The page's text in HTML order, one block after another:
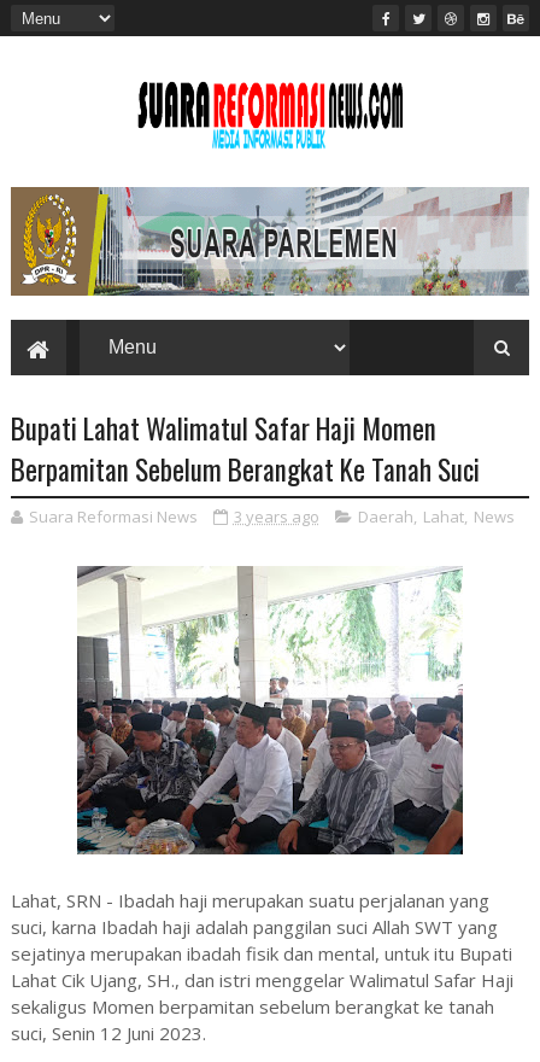
Bupati Lahat Walimatul Safar Haji Momen
Berpamitan Sebelum Berangkat Ke Tanah Suci
Suara Reformasi News 3 years ago Daerah, Lahat, News
Lahat, SRN - Ibadah haji merupakan suatu perjalanan yang
suci, karna Ibadah haji adalah panggilan suci Allah SWT yang
sejatinya merupakan ibadah fisik dan mental, untuk itu Bupati
Lahat Cik Ujang, SH., dan istri menggelar Walimatul Safar Haji
sekaligus Momen berpamitan sebelum berangkat ke tanah
suci, Senin 12 Juni 2023.